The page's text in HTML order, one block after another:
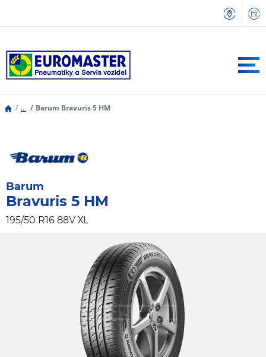
... Barum Bravuris 5 HM
Barum
Bravuris 5 HM
195/50 R16 88V XL